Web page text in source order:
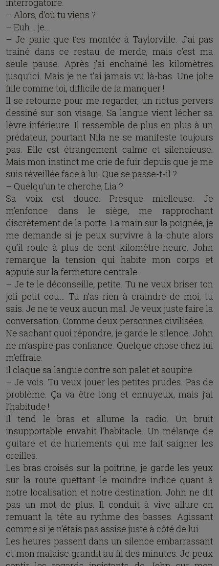
interrogatoire.
– Alors, d’où tu viens ?
– Euh… je…
– Je parie que t’es montée à Taylorville. J’ai pas
trainé dans ce restau de merde, mais c’est ma
seule pause. Après j’ai enchainé les kilomètres
jusqu’ici. Mais je ne t’ai jamais vu là-bas. Une jolie
fille comme toi, difficile de la manquer !
Il se retourne pour me regarder, un rictus pervers
dessiné sur son visage. Sa langue vient lécher sa
lèvre inférieure. Il ressemble de plus en plus à un
prédateur, pourtant Nila ne se manifeste toujours
pas. Elle est étrangement calme et silencieuse.
Mais mon instinct me crie de fuir depuis que je me
suis réveillée face à lui. Que se passe-t-il ?
– Quelqu’un te cherche, Lia ?
Sa voix est douce. Presque mielleuse. Je
m’enfonce dans le siège, me rapprochant
discrètement de la porte. La main sur la poignée, je
me demande si je peux survivre à la chute alors
qu’il roule à plus de cent kilomètre-heure. John
remarque la tension qui habite mon corps et
appuie sur la fermeture centrale.
– Je te le déconseille, petite. Tu ne veux briser ton
joli petit cou… Tu n’as rien à craindre de moi, tu
sais. Je ne te veux aucun mal. Je veux juste faire la
conversation. Comme deux personnes civilisées.
Ne sachant quoi répondre, je garde le silence. John
ne m’aspire pas confiance. Quelque chose chez lui
m’effraie.
Il claque sa langue contre son palet et soupire.
– Je vois. Tu veux jouer les petites prudes. Pas de
problème. Ça va être long et ennuyeux, mais j’ai
l’habitude !
Il tend le bras et allume la radio. Un bruit
insupportable envahit l’habitacle. Un mélange de
guitare et de hurlements qui me fait saigner les
oreilles.
Les bras croisés sur la poitrine, je garde les yeux
sur la route guettant le moindre indice quant à
notre localisation et notre destination. John ne dit
pas un mot de plus. Il conduit à vive allure en
remuant la tête au rythme des basses. Agissant
comme si je n’étais pas assise juste à côté de lui.
Les heures passent dans un silence embarrassant
et mon malaise grandit au fil des minutes. Je peux